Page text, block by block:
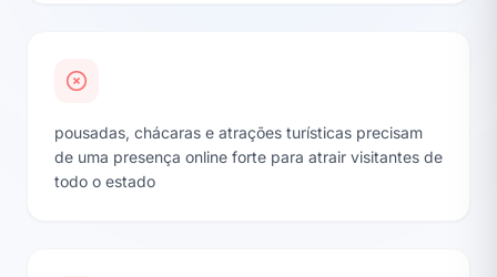
pousadas, chácaras e atrações turísticas precisam
de uma presença online forte para atrair visitantes de
todo o estado